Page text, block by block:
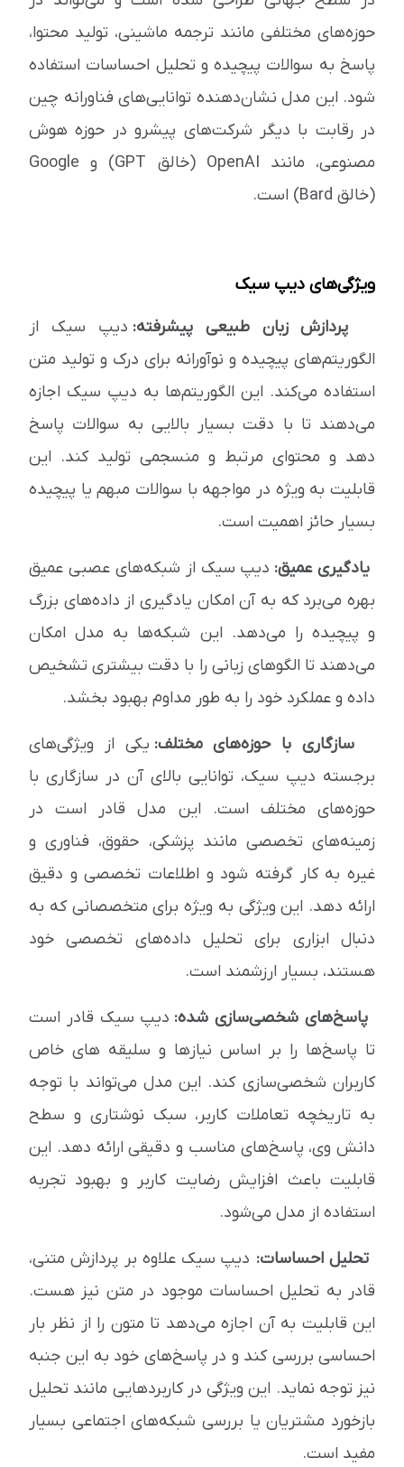
حوزه‌های مختلفی مانند ترجمه ماشینی، تولید محتوا،
پاسخ به سوالات پیچیده و تحلیل احساسات استفاده
شود. این مدل نشان‌دهنده توانایی‌های فناورانه چین
در رقابت با دیگر شرکت‌های پیشرو در حوزه هوش
مصنوعی، مانند OpenAI (خالق GPT) و Google
(خالق Bard) است.
ویژگی‌های دیپ سیک
پردازش زبان طبیعی پیشرفته: دیپ سیک از
الگوریتم‌های پیچیده و نوآورانه برای درک و تولید متن
استفاده می‌کند. این الگوریتم‌ها به دیپ سیک اجازه
می‌دهند تا با دقت بسیار بالایی به سوالات پاسخ
دهد و محتوای مرتبط و منسجمی تولید کند. این
قابلیت به ویژه در مواجهه با سوالات مبهم یا پیچیده
بسیار حائز اهمیت است.
یادگیری عمیق: دیپ سیک از شبکه‌های عصبی عمیق
بهره می‌برد که به آن امکان یادگیری از داده‌های بزرگ
و پیچیده را می‌دهد. این شبکه‌ها به مدل امکان
می‌دهند تا الگوهای زبانی را با دقت بیشتری تشخیص
داده و عملکرد خود را به طور مداوم بهبود بخشد.
سازگاری با حوزه‌های مختلف: یکی از ویژگی‌های
برجسته دیپ سیک، توانایی بالای آن در سازگاری با
حوزه‌های مختلف است. این مدل قادر است در
زمینه‌های تخصصی مانند پزشکی، حقوق، فناوری و
غیره به کار گرفته شود و اطلاعات تخصصی و دقیق
ارائه دهد. این ویژگی به ویژه برای متخصصانی که به
دنبال ابزاری برای تحلیل داده‌های تخصصی خود
هستند، بسیار ارزشمند است.
پاسخ‌های شخصی‌سازی شده: دیپ سیک قادر است
تا پاسخ‌ها را بر اساس نیازها و سلیقه های خاص
کاربران شخصی‌سازی کند. این مدل می‌تواند با توجه
به تاریخچه تعاملات کاربر، سبک نوشتاری و سطح
دانش وی، پاسخ‌های مناسب و دقیقی ارائه دهد. این
قابلیت باعث افزایش رضایت کاربر و بهبود تجربه
استفاده از مدل می‌شود.
تحلیل احساسات: دیپ سیک علاوه بر پردازش متنی،
قادر به تحلیل احساسات موجود در متن نیز هست.
این قابلیت به آن اجازه می‌دهد تا متون را از نظر بار
احساسی بررسی کند و در پاسخ‌های خود به این جنبه
نیز توجه نماید. این ویژگی در کاربردهایی مانند تحلیل
بازخورد مشتریان یا بررسی شبکه‌های اجتماعی بسیار
مفید است.